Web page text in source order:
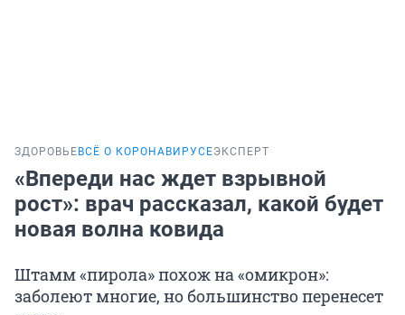
ЗДОРОВЬЕ ВСЁ О КОРОНАВИРУСЕЭКСПЕРТ
«Впереди нас ждет взрывной
рост»: врач рассказал, какой будет
новая волна ковида
Штамм «пирола» похож на «омикрон»:
заболеют многие, но большинство перенесет